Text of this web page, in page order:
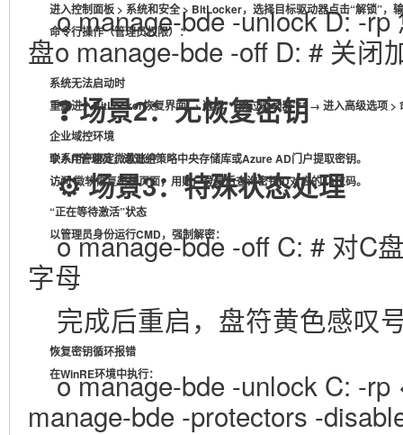
进入控制面板 > 系统和安全 > BitLocker，选择目标驱动器点击“解锁”，
命令行操作（管理员权限）：
o manage-bde -unlock D: -
盘o manage-bde -off D: # 关闭
系统无法启动时
重启进入BitLocker恢复界面 → 选择**“跳过驱动器”** → 进入高级选项 >
❓场景2：无恢复密钥
企业域控环境
联系IT管理员，通过组策略中央存储库或Azure AD门户提取密钥。
个人用户绑定微软账户
访问微软恢复密钥页面，用账户登录后查询密钥ID对应的48位码。
⚙️场景3：特殊状态处理
“正在等待激活”状态
以管理员身份运行CMD，强制解密：
o manage-bde -off C: # 对C
字母
完成后重启，盘符黄色感叹
恢复密钥循环报错
在WinRE环境中执行：
o manage-bde -unlock C: -
manage-bde -protectors -